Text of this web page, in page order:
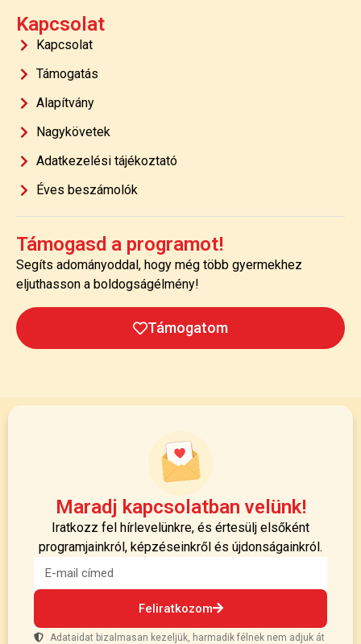
Kapcsolat
Kapcsolat
Támogatás
Alapítvány
Nagykövetek
Adatkezelési tájékoztató
Éves beszámolók
Támogasd a programot!
Segíts adományoddal, hogy még több gyermekhez
eljuthasson a boldogságélmény!
Támogatom
Maradj kapcsolatban velünk!
Iratkozz fel hírlevelünkre, és értesülj elsőként
programjainkról, képzéseinkről és újdonságainkról.
Feliratkozom
Adataidat bizalmasan kezeljük, harmadik félnek nem adjuk át